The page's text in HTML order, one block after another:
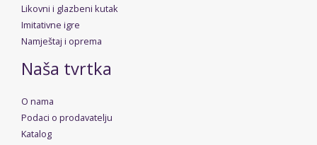
Likovni i glazbeni kutak
Imitativne igre
Namještaj i oprema
Naša tvrtka
O nama
Podaci o prodavatelju
Katalog